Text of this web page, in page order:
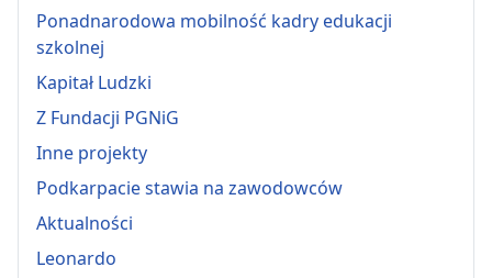
Ponadnarodowa mobilność kadry edukacji
szkolnej
Kapitał Ludzki
Z Fundacji PGNiG
Inne projekty
Podkarpacie stawia na zawodowców
Aktualności
Leonardo